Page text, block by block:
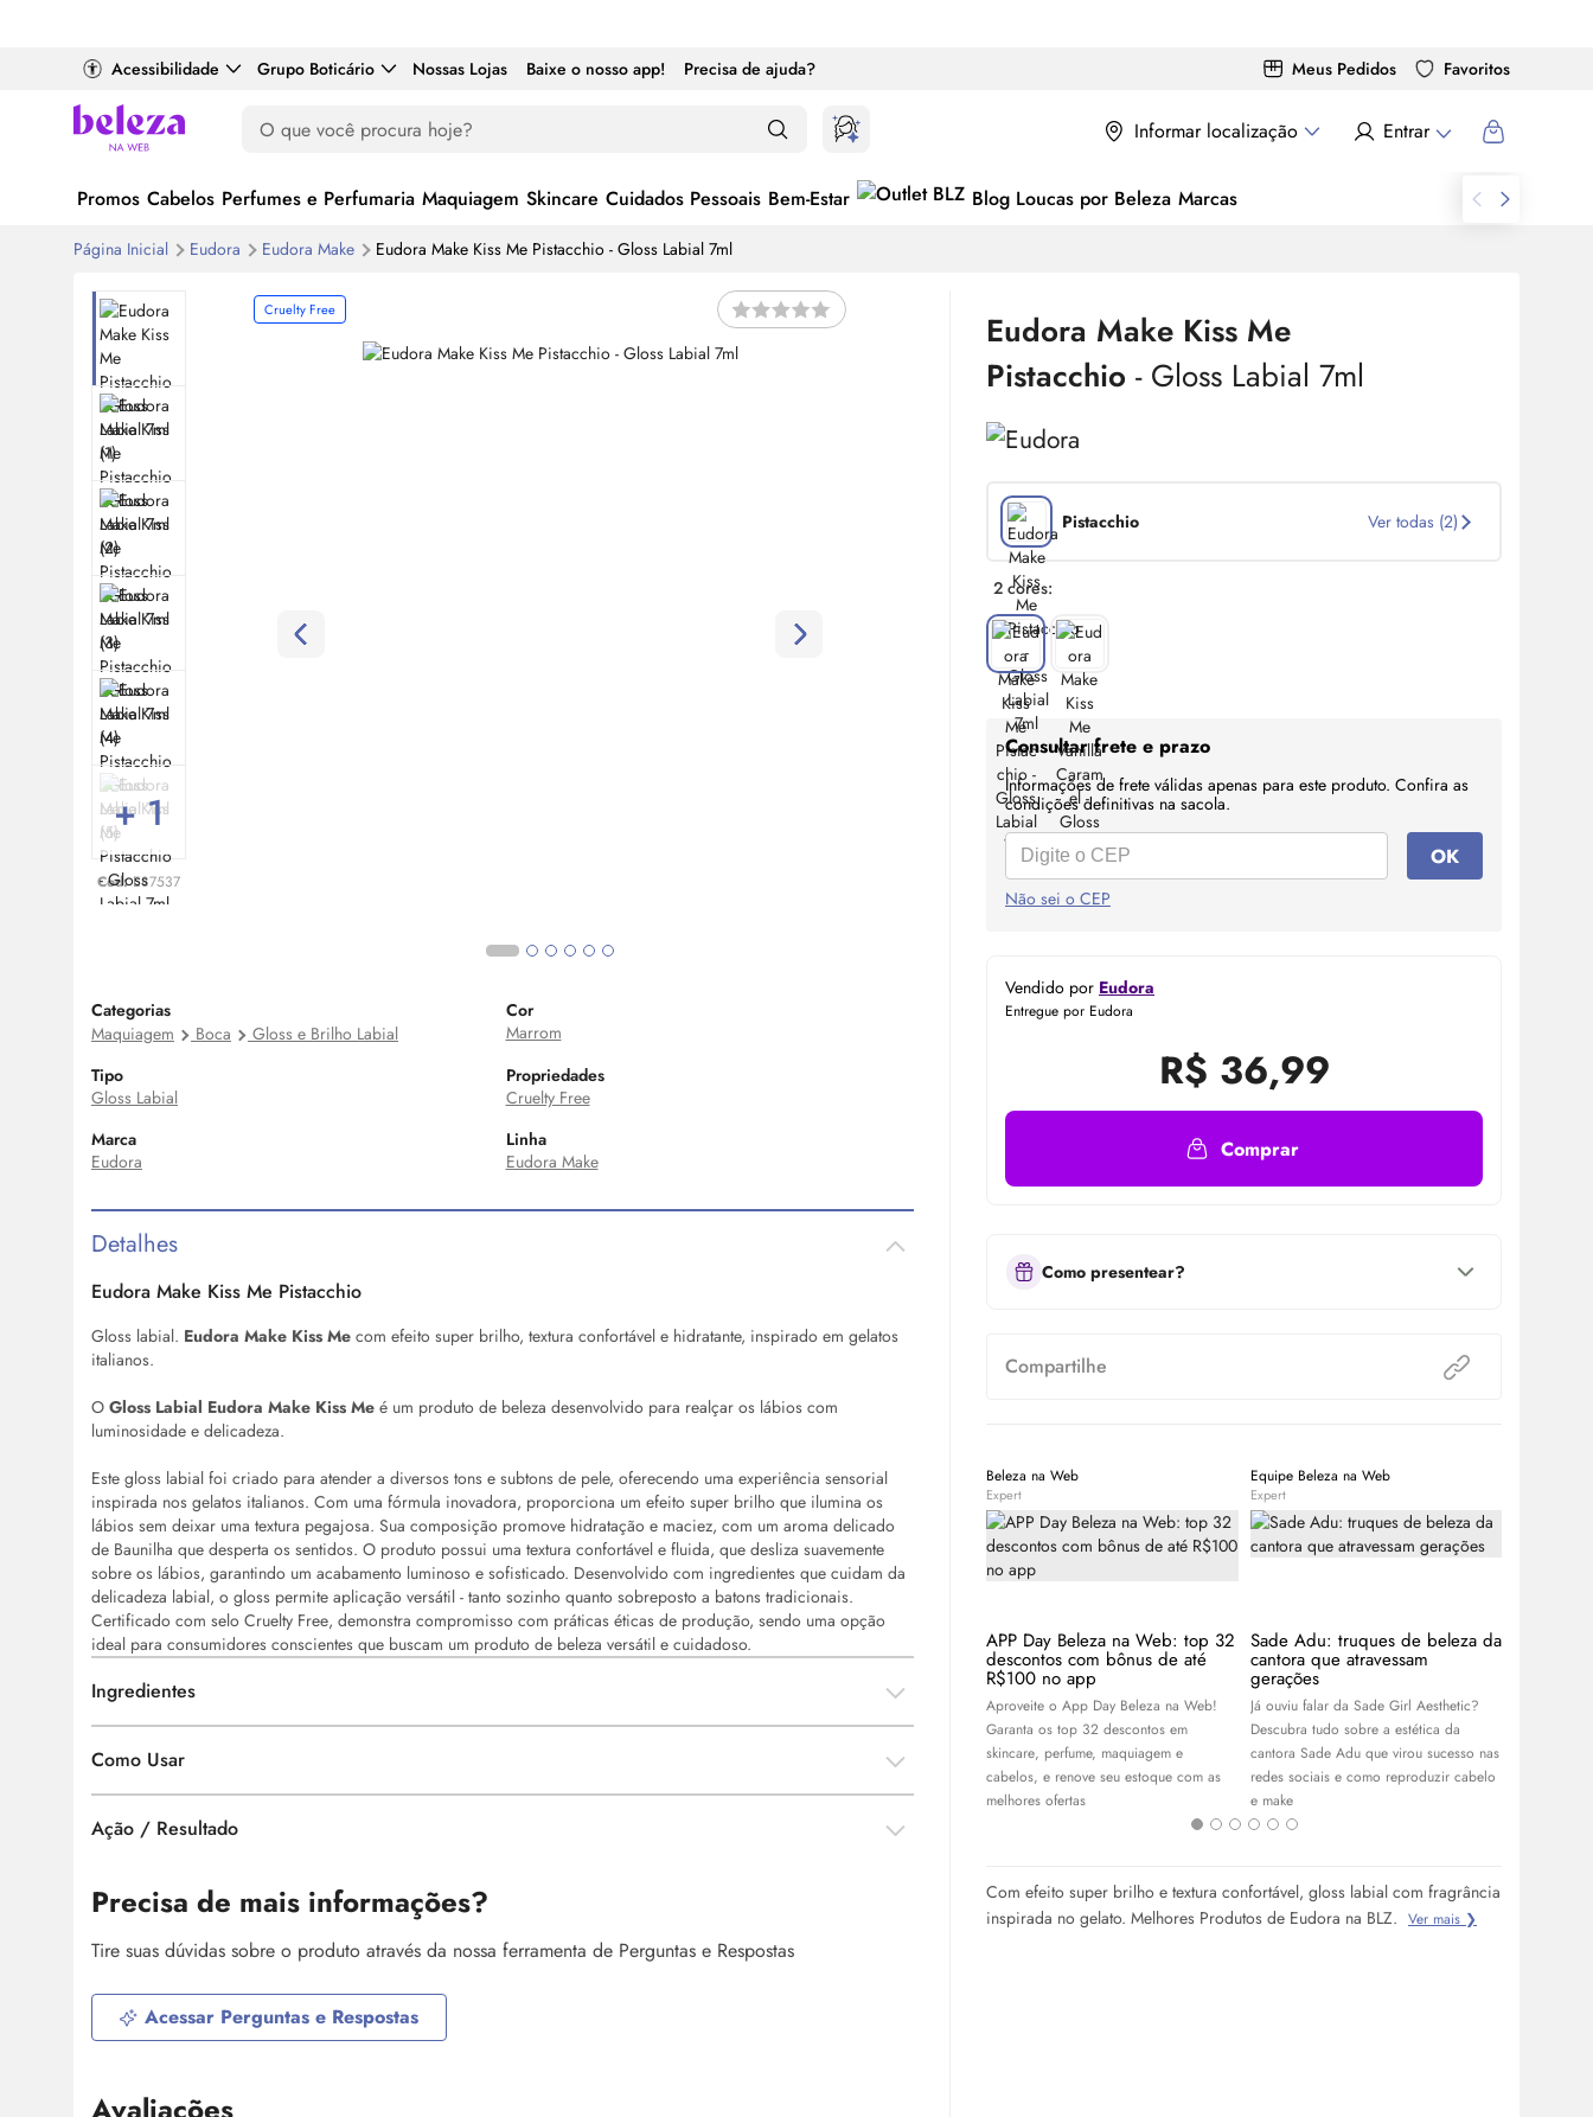
Acessibilidade Grupo Boticário Nossas Lojas Baixe o nosso app! Precisa de ajuda? Meus Pedidos Favoritos
Informar localização Entrar
Promos Cabelos Perfumes e Perfumaria Maquiagem Skincare Cuidados Pessoais Bem-Estar Blog Loucas por Beleza Marcas
Página Inicial Eudora Eudora Make Eudora Make Kiss Me Pistacchio - Gloss Labial 7ml
Eudora Make Kiss Me
Pistacchio - Gloss Labial 7ml
Pistacchio Ver todas (2)
2 cores:
Consultar frete e prazo
Informações de frete válidas apenas para este produto. Confira as
condições definitivas na sacola.
OK
Não sei o CEP
Vendido por Eudora
Entregue por Eudora
R$ 36,99
Comprar
Como presentear?
Compartilhe
Beleza na Web
Expert
APP Day Beleza na Web: top 32
descontos com bônus de até
R$100 no app
Aproveite o App Day Beleza na Web!
Garanta os top 32 descontos em
skincare, perfume, maquiagem e
cabelos, e renove seu estoque com as
melhores ofertas
Equipe Beleza na Web
Expert
Sade Adu: truques de beleza da
cantora que atravessam
gerações
Já ouviu falar da Sade Girl Aesthetic?
Descubra tudo sobre a estética da
cantora Sade Adu que virou sucesso nas
redes sociais e como reproduzir cabelo
e make
Com efeito super brilho e textura confortável, gloss labial com fragrância
inspirada no gelato. Melhores Produtos de Eudora na BLZ. Ver mais ❯
Cruelty Free
+ 1
Cod:E87537
Categorias
Maquiagem
Boca Gloss e Brilho Labial
Cor
Marrom
Tipo
Gloss Labial
Propriedades
Cruelty Free
Marca
Eudora
Linha
Eudora Make
Detalhes
Eudora Make Kiss Me Pistacchio
Gloss labial. Eudora Make Kiss Me com efeito super brilho, textura confortável e hidratante, inspirado em gelatos
italianos.
O Gloss Labial Eudora Make Kiss Me é um produto de beleza desenvolvido para realçar os lábios com
luminosidade e delicadeza.
Este gloss labial foi criado para atender a diversos tons e subtons de pele, oferecendo uma experiência sensorial
inspirada nos gelatos italianos. Com uma fórmula inovadora, proporciona um efeito super brilho que ilumina os
lábios sem deixar uma textura pegajosa. Sua composição promove hidratação e maciez, com um aroma delicado
de Baunilha que desperta os sentidos. O produto possui uma textura confortável e fluida, que desliza suavemente
sobre os lábios, garantindo um acabamento luminoso e sofisticado. Desenvolvido com ingredientes que cuidam da
delicadeza labial, o gloss permite aplicação versátil - tanto sozinho quanto sobreposto a batons tradicionais.
Certificado com selo Cruelty Free, demonstra compromisso com práticas éticas de produção, sendo uma opção
ideal para consumidores conscientes que buscam um produto de beleza versátil e cuidadoso.
Ingredientes
Como Usar
Ação / Resultado
Precisa de mais informações?
Tire suas dúvidas sobre o produto através da nossa ferramenta de Perguntas e Respostas
Acessar Perguntas e Respostas